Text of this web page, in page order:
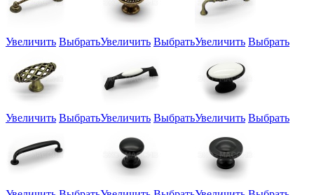
Увеличить ВыбратьУвеличить ВыбратьУвеличить Выбрать
Увеличить ВыбратьУвеличить ВыбратьУвеличить Выбрать